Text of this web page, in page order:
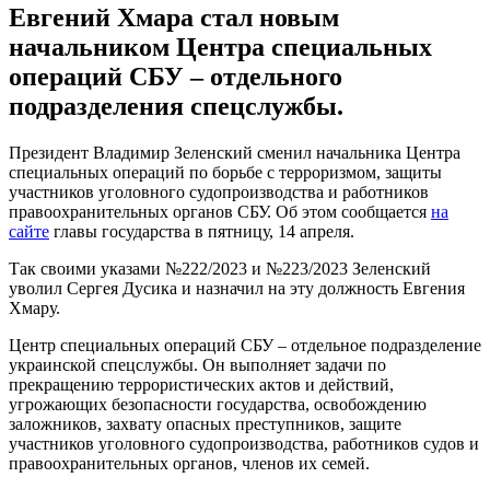
Евгений Хмара стал новым
начальником Центра специальных
операций СБУ – отдельного
подразделения спецслужбы.
Президент Владимир Зеленский сменил начальника Центра
специальных операций по борьбе с терроризмом, защиты
участников уголовного судопроизводства и работников
правоохранительных органов СБУ. Об этом сообщается на
сайте главы государства в пятницу, 14 апреля.
Так своими указами №222/2023 и №223/2023 Зеленский
уволил Сергея Дусика и назначил на эту должность Евгения
Хмару.
Центр специальных операций СБУ – отдельное подразделение
украинской спецслужбы. Он выполняет задачи по
прекращению террористических актов и действий,
угрожающих безопасности государства, освобождению
заложников, захвату опасных преступников, защите
участников уголовного судопроизводства, работников судов и
правоохранительных органов, членов их семей.